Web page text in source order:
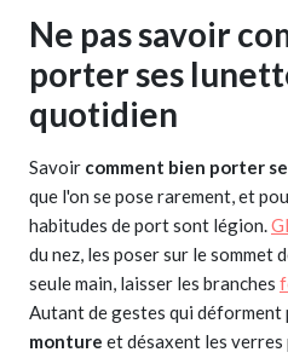
Ne pas savoir
porter ses
quotidien
Savoir comment bien porter
que l'on se pose rarement, et
habitudes de port sont légion.
du nez, les poser sur le sommet
seule main, laisser les branches
Autant de gestes qui
monture et désaxent les